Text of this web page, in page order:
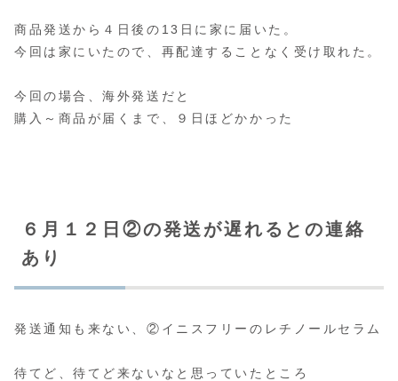
商品発送から４日後の13日に家に届いた。
今回は家にいたので、再配達することなく受け取れた。
今回の場合、海外発送だと
購入～商品が届くまで、９日ほどかかった
６月１２日②の発送が遅れるとの連絡
あり
発送通知も来ない、②イニスフリーのレチノールセラム
待てど、待てど来ないなと思っていたところ